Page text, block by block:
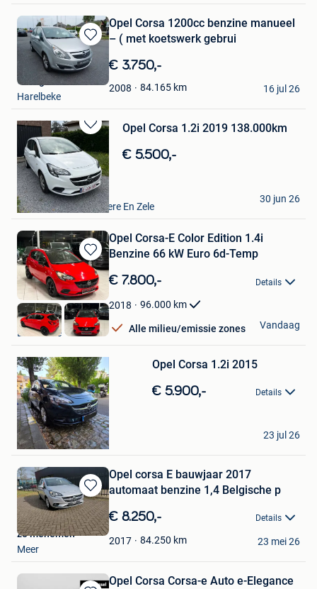
Bewaren
in
Mijn
Favorieten
Opel Corsa 1200cc benzine manueel
– ( met koetswerk gebrui
€ 3.750,-
2008 84.165 km
Garage De Poorter
Harelbeke
16 jul 26
Bewaren
in
Mijn
Favorieten
Opel Corsa 1.2i 2019 138.000km
€ 5.500,-
I-IRS
Lokeren+Deel Overmere En Zele
30 jun 26
Bewaren
in
Mijn
Favorieten
Opel Corsa-E Color Edition 1.4i
Benzine 66 kW Euro 6d-Temp
€ 7.800,- Details
2018 96.000 km
Alle milieu/emissie zones
HAK Auto
Lendelede
Vandaag
in
Mijn
Favorieten
Opel Corsa 1.2i 2015
€ 5.900,- Details
DMVL
Brussel
23 jul 26
Bewaren
in
Mijn
Favorieten
Opel corsa E bauwjaar 2017
automaat benzine 1,4 Belgische p
€ 8.250,- Details
2017 84.250 km
zo menemen
Meer
23 mei 26
Opel Corsa Corsa-e Auto e-Elegance